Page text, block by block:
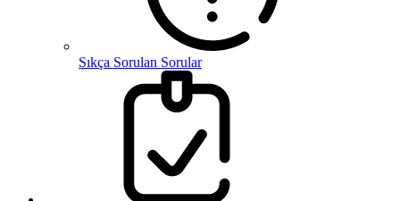
Sıkça Sorulan Sorular